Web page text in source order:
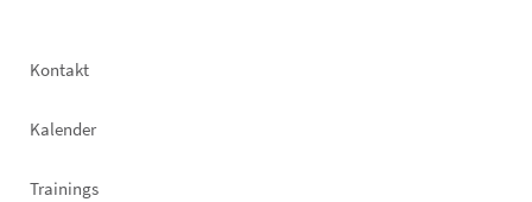
Footer
Kontakt
Kalender
Trainings